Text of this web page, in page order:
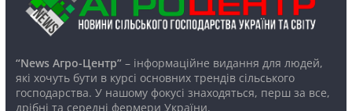
“News Агро-Центр”– інформаційне видання для людей,
які хочуть бути в курсі основних трендів сільського
господарства. У нашому фокусі знаходяться, перш за все,
дрібні та середні фермери України.